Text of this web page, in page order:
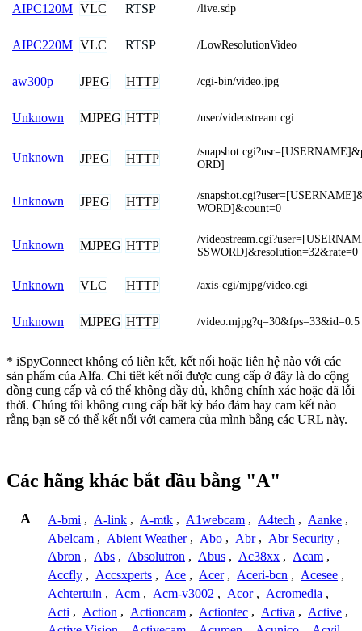
AIPC120M VLC RTSP /live.sdp
AIPC220M VLC RTSP /LowResolutionVideo
aw300p JPEG HTTP /cgi-bin/video.jpg
Unknown MJPEG HTTP /user/videostream.cgi
Unknown JPEG HTTP
/
ORD]
Unknown JPEG HTTP
/
WORD]&count=0
Unknown MJPEG HTTP
/
SSWORD]&resolution=32&rate=0
Unknown VLC HTTP /axis-cgi/mjpg/video.cgi
Unknown MJPEG HTTP /video.mjpg?q=30&fps=33&id=0.5
* iSpyConnect không có liên kết, kết nối hoặc liên hệ nào với các
sản phẩm của Alfa. Chi tiết kết nối được cung cấp ở đây là do cộng
đồng cung cấp và có thể không đầy đủ, không chính xác hoặc đã lỗi
thời. Chúng tôi không cung cấp bất kỳ bảo đảm hay cam kết nào
rằng bạn sẽ có thể kết nối với camera của mình bằng các URL này.
Các hãng khác bắt đầu bằng "A"
A A-bmi , A-link , A-mtk , A1webcam , A4tech , Aanke ,
Abelcam , Abient Weather , Abo , Abr , Abr Security ,
Abron , Abs , Absolutron , Abus , Ac38xx , Acam ,
Accfly , Accsxperts , Ace , Acer , Aceri-bcn , Acesee ,
Achtertuin , Acm , Acm-v3002 , Acor , Acromedia ,
Acti , Action , Actioncam , Actiontec , Activa , Active ,